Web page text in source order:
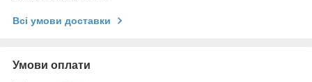
Всі умови доставки
Умови оплати